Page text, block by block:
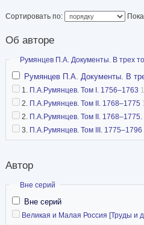
года), Святой Анны (9
(1776 год). Почётный
(1776 год).
Статья в Википедии
Сортировать по:
Об авторе
Скрыть
Румянцев П.А. Документы. В трех
Румянцев П.А. Документы. В
1. П.А.Румянцев. Том I. 1756–1763
2. П.А.Румянцев. Том II. 1768–1775
2. П.А.Румянцев. Том II.
3. П.А.Румянцев. Том III. 1775–1796
Автор
Скрыть
Вне серий
Вне серий
Великая и Малая Россия [Труды и